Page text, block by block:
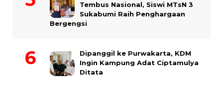
Tembus Nasional, Siswi MTsN 3
Sukabumi Raih Penghargaan
Bergengsi
Dipanggil ke Purwakarta, KDM
Ingin Kampung Adat Ciptamulya
Ditata